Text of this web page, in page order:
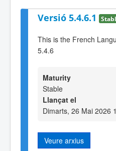
Versió 5.4.6.1
This is the French
5.4.6
Maturity
Stable
Llançat el
Dimarts, 26 Mai 2026
Veure arxius